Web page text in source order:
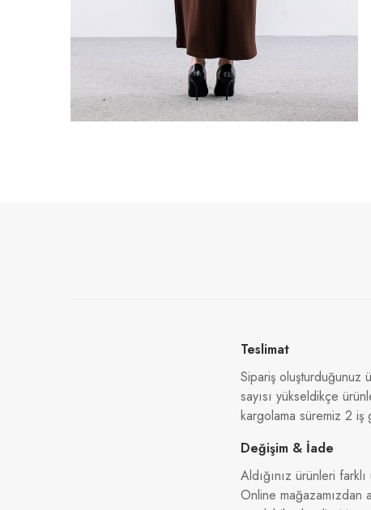
Teslimat
Sipariş oluşturduğunuz
sayısı yükseldikçe
kargolama süremiz 2
Değişim & İade
Aldığınız ürünleri
Online mağazamızdan